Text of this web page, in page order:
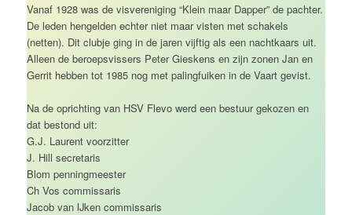
Vanaf 1928 was de visvereniging “Klein maar Dapper” de pachter.
De leden hengelden echter niet maar visten met schakels
(netten). Dit clubje ging in de jaren vijftig als een nachtkaars uit.
Alleen de beroepsvissers Peter Gieskens en zijn zonen Jan en
Gerrit hebben tot 1985 nog met palingfuiken in de Vaart gevist.
Na de oprichting van HSV Flevo werd een bestuur gekozen en
dat bestond uit:
G.J. Laurent voorzitter
J. Hill secretaris
Blom penningmeester
Ch Vos commissaris
Jacob van IJken commissaris